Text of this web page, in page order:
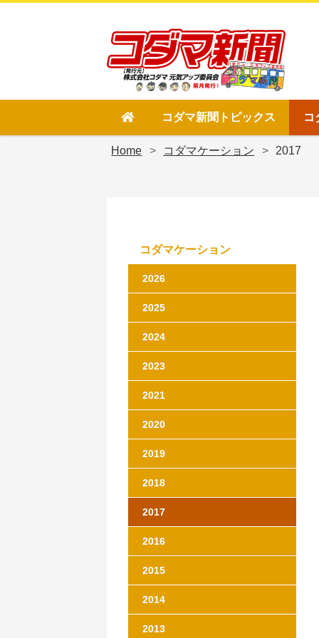
コダマ新聞トピックス コ
Home > コダマケーション > 2017
コダマケーション
2026
2025
2024
2023
2021
2020
2019
2018
2017
2016
2015
2014
2013